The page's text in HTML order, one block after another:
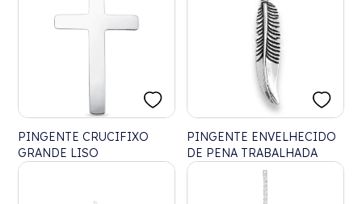
PINGENTE CRUCIFIXO
GRANDE LISO
PINGENTE ENVELHECIDO
DE PENA TRABALHADA